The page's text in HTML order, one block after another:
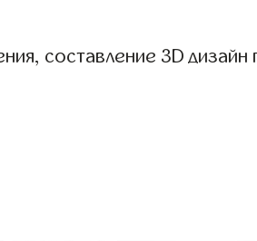
составление 3D дизайн